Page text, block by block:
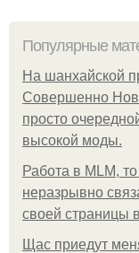
Популярные
На шанхайской
Совершенно
просто
высокой моды.
Работа в MLM,
неразрывно
своей страницы
Щас приедут